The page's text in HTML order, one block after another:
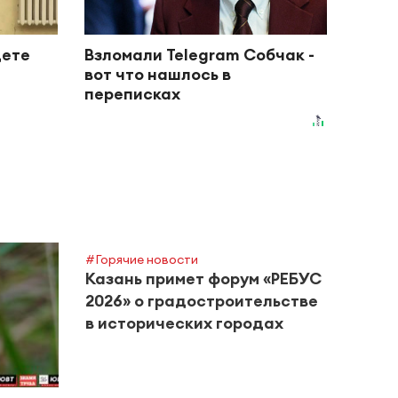
Взломали Telegram Собчак -
вот что нашлось в
переписках
#Горячие новости
Казань примет форум «РЕБУС
2026» о градостроительстве
в исторических городах